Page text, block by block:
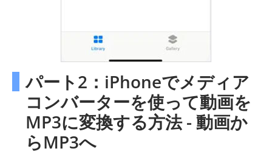
パート2：iPhoneでメディア
コンバーターを使って動画を
MP3に変換する方法 - 動画か
らMP3へ